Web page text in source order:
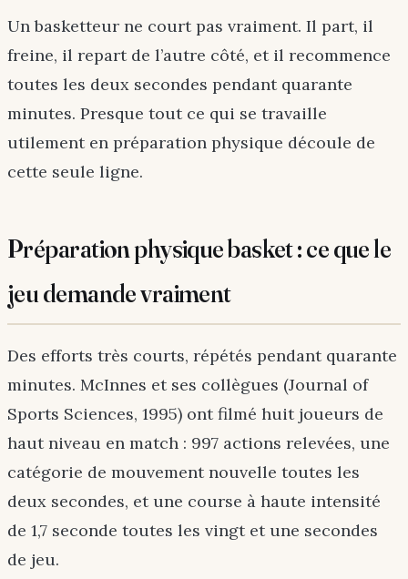
Un basketteur ne court pas vraiment. Il part, il
freine, il repart de l’autre côté, et il recommence
toutes les deux secondes pendant quarante
minutes. Presque tout ce qui se travaille
utilement en préparation physique découle de
cette seule ligne.
Préparation physique basket : ce que le
jeu demande vraiment
Des efforts très courts, répétés pendant quarante
minutes. McInnes et ses collègues (Journal of
Sports Sciences, 1995) ont filmé huit joueurs de
haut niveau en match : 997 actions relevées, une
catégorie de mouvement nouvelle toutes les
deux secondes, et une course à haute intensité
de 1,7 seconde toutes les vingt et une secondes
de jeu.